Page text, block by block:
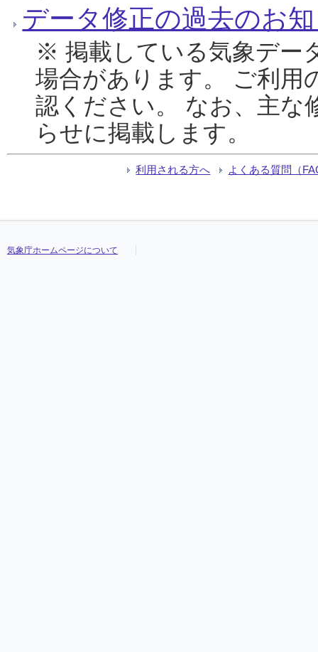
データ修正の過去のお
※ 掲載している気象デー
場合があります。 ご利用
認ください。 なお、主な
らせに掲載します。
利用される方へ よくある質問（
気象庁ホームページについて